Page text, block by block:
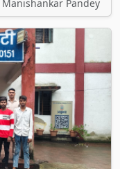
Manishankar Pandey